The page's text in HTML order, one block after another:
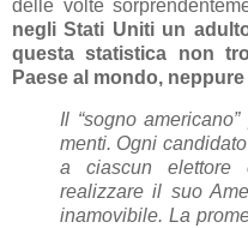
delle volte
negli Stati Uniti un
questa statistica non
Paese al mondo,
Il “sogno
menti. Ogni
a ciascun
realizzare il suo
inamovibile. La